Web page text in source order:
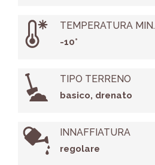
TEMPERATURA MIN.
-10°
TIPO TERRENO
basico, drenato
INNAFFIATURA
regolare